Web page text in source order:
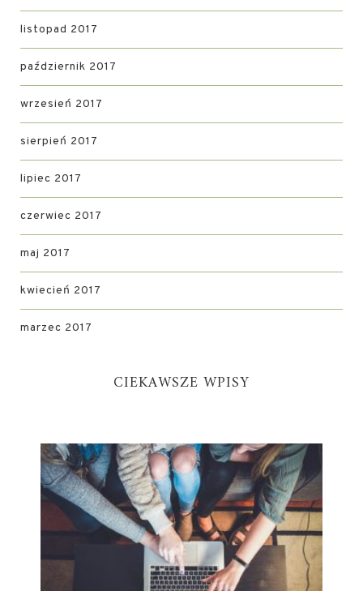
listopad 2017
październik 2017
wrzesień 2017
sierpień 2017
lipiec 2017
czerwiec 2017
maj 2017
kwiecień 2017
marzec 2017
CIEKAWSZE WPISY